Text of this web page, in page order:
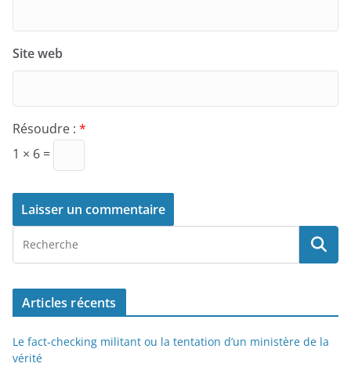
Site web
Résoudre : *
1 × 6 =
Articles récents
Le fact-checking militant ou la tentation d’un ministère de la
vérité